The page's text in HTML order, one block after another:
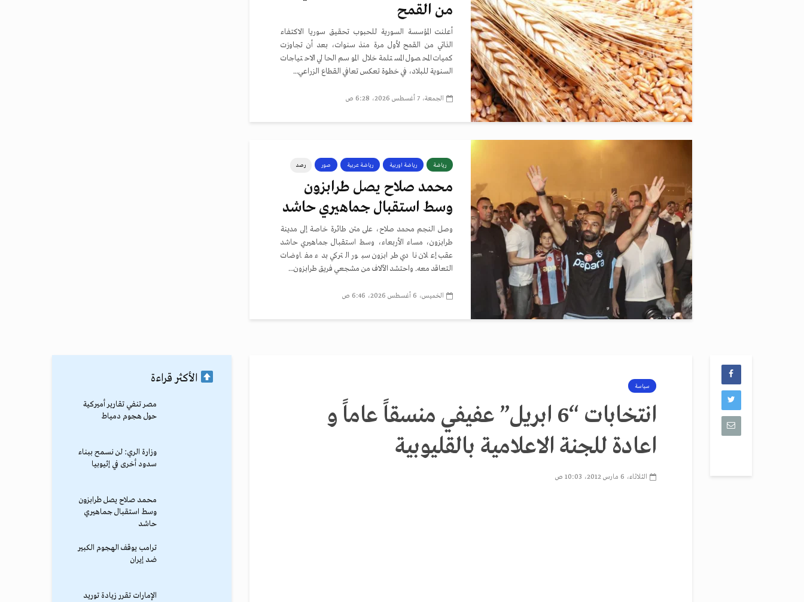
من القمح
أعلنت المؤسسة السورية للحبوب تحقيق سوريا الاكتفاء
الذاتي من القمح لأول مرة منذ سنوات، بعد أن تجاوزت
كميات المحصول المستلمة خلال الموسم الحالي الاحتياجات
السنوية للبلاد، في خطوة تعكس تعافي القطاع الزراعي...
الجمعة، 7 أغسطس 2026، 6:28 ص
رياضة رياضة اوربية رياضة عربية صور رصد
محمد صلاح يصل طرابزون
وسط استقبال جماهيري حاشد
وصل النجم محمد صلاح، على متن طائرة خاصة إلى مدينة
طرابزون، مساء الأربعاء، وسط استقبال جماهيري حاشد
عقب إعلان نادي طرابزون سبور التركي بدء مفاوضات
التعاقد معه. واحتشد الآلاف من مشجعي فريق طرابزون...
الخميس، 6 أغسطس 2026، 6:46 ص
سياسة
انتخابات “6 ابريل” عفيفي منسقاً عاماً و
اعادة للجنة الاعلامية بالقليوبية
الثلاثاء، 6 مارس 2012، 10:03 ص
الأكثر قراءة
مصر تنفي تقارير أميركية
حول هجوم دمياط
وزارة الري: لن نسمح ببناء
سدود أخرى في إثيوبيا
محمد صلاح يصل طرابزون
وسط استقبال جماهيري
حاشد
ترامب يوقف الهجوم الكبير
ضد إيران
الإمارات تقرر زيادة توريد